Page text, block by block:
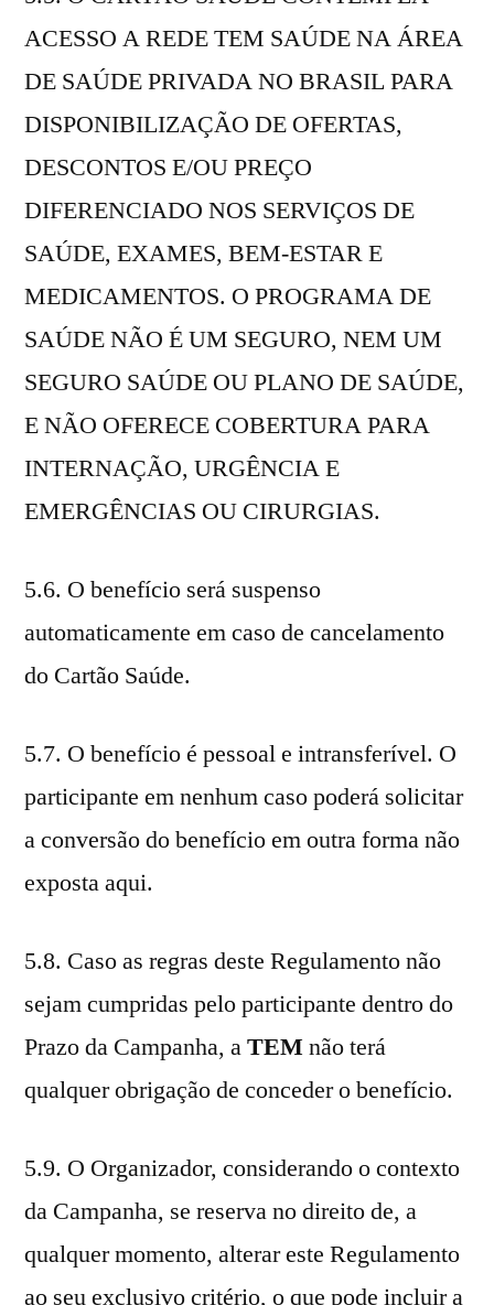
ACESSO A REDE TEM SAÚDE NA ÁREA
DE SAÚDE PRIVADA NO BRASIL PARA
DISPONIBILIZAÇÃO DE OFERTAS,
DESCONTOS E/OU PREÇO
DIFERENCIADO NOS SERVIÇOS DE
SAÚDE, EXAMES, BEM-ESTAR E
MEDICAMENTOS. O PROGRAMA DE
SAÚDE NÃO É UM SEGURO, NEM UM
SEGURO SAÚDE OU PLANO DE SAÚDE,
E NÃO OFERECE COBERTURA PARA
INTERNAÇÃO, URGÊNCIA E
EMERGÊNCIAS OU CIRURGIAS.
5.6. O benefício será suspenso
automaticamente em caso de cancelamento
do Cartão Saúde.
5.7. O benefício é pessoal e intransferível. O
participante em nenhum caso poderá solicitar
a conversão do benefício em outra forma não
exposta aqui.
5.8. Caso as regras deste Regulamento não
sejam cumpridas pelo participante dentro do
Prazo da Campanha, aTEMnão terá
qualquer obrigação de conceder o benefício.
5.9. O Organizador, considerando o contexto
da Campanha, se reserva no direito de, a
qualquer momento, alterar este Regulamento
ao seu exclusivo critério, o que pode incluir a